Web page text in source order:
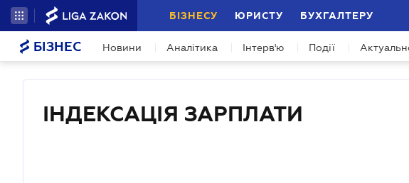
БІЗНЕСУ ЮРИСТУ БУХГАЛТЕРУ
БІЗНЕС Новини Аналітика Інтерв'ю Події
ІНДЕКСАЦІЯ ЗАРПЛАТИ